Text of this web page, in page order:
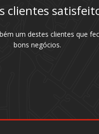
clientes
um destes clientes que
bons negócios.